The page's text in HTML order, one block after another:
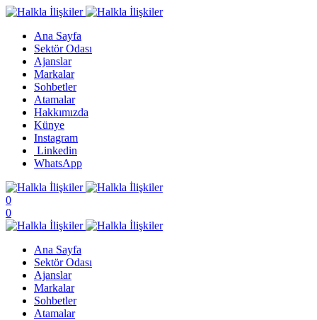
Ana Sayfa
Sektör Odası
Ajanslar
Markalar
Sohbetler
Atamalar
Hakkımızda
Künye
Instagram
Linkedin
WhatsApp
0
0
Ana Sayfa
Sektör Odası
Ajanslar
Markalar
Sohbetler
Atamalar